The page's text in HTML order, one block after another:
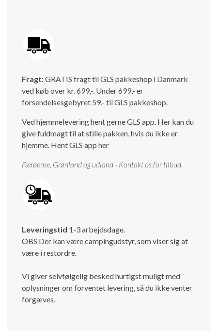
Fragt:GRATIS fragt til GLS pakkeshop i Danmark
ved køb over kr. 699,-. Under 699,- er
forsendelsesgebyret 59,- til GLS pakkeshop.
Ved hjemmelevering hent gerne GLS app. Her kan du
give fuldmagt til at stille pakken, hvis du ikke er
hjemme. Hent GLS app her
Færøerne, Grønland og udland - Kontakt os for tilbud.
Leveringstid 1-3 arbejdsdage.
OBS Der kan være campingudstyr, som viser sig at
være i restordre.
Vi giver selvfølgelig besked hurtigst muligt med
oplysninger om forventet levering, så du ikke venter
forgæves.